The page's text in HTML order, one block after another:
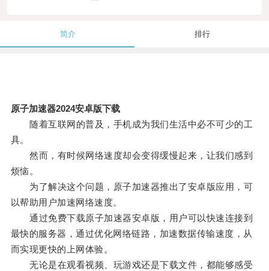
简介 排行
原子加速器2024安卓版下载
随着互联网的普及，手机成为我们生活中必不可少的工
具。
然而，有时候网络速度却会变得缓慢起来，让我们感到
烦恼。
为了解决这个问题，原子加速器推出了安卓版应用，可
以帮助用户加速网络速度。
通过免费下载原子加速器安卓版，用户可以快速连接到
最快的服务器，通过优化网络链路，加速数据传输速度，从
而实现更快的上网体验。
无论是在观看视频、玩游戏还是下载文件，都能够感受